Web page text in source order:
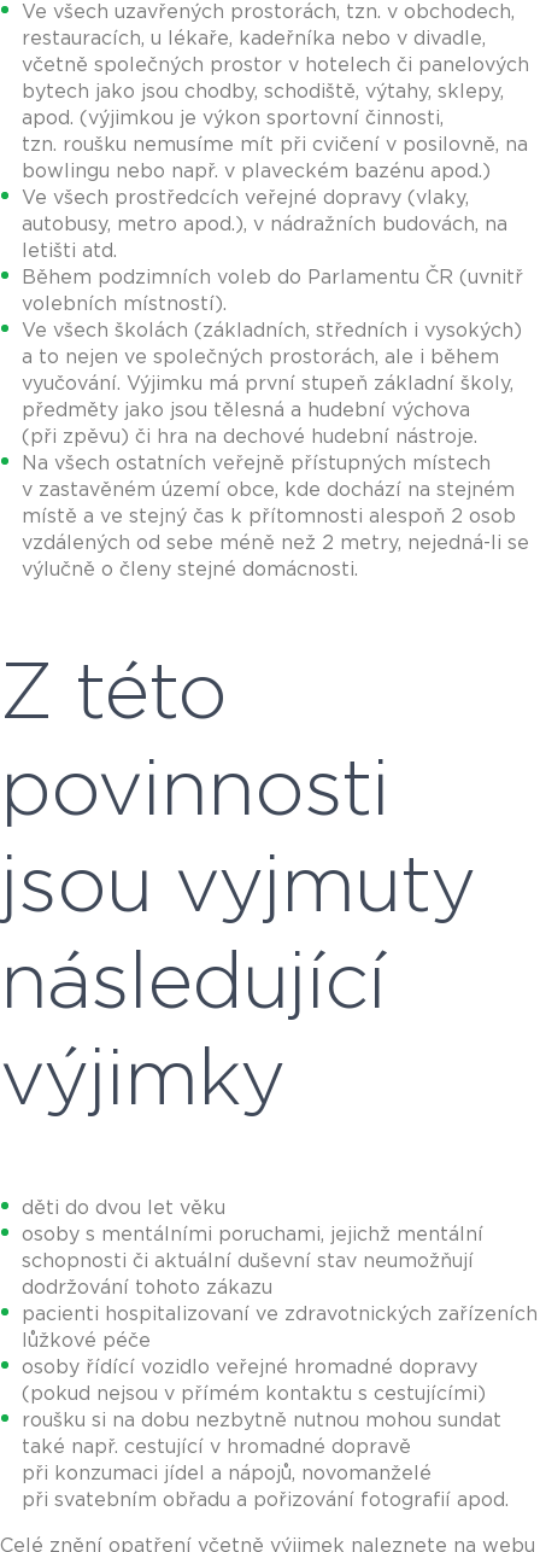
Ve všech uzavřených prostorách, tzn. v obchodech,
restauracích, u lékaře, kadeřníka nebo v divadle,
včetně společných prostor v hotelech či panelových
bytech jako jsou chodby, schodiště, výtahy, sklepy,
apod. (výjimkou je výkon sportovní činnosti,
tzn. roušku nemusíme mít při cvičení v posilovně, na
bowlingu nebo např. v plaveckém bazénu apod.)
Ve všech prostředcích veřejné dopravy (vlaky,
autobusy, metro apod.), v nádražních budovách, na
letišti atd.
Během podzimních voleb do Parlamentu ČR (uvnitř
volebních místností).
Ve všech školách (základních, středních i vysokých)
a to nejen ve společných prostorách, ale i během
vyučování. Výjimku má první stupeň základní školy,
předměty jako jsou tělesná a hudební výchova
(při zpěvu) či hra na dechové hudební nástroje.
Na všech ostatních veřejně přístupných místech
v zastavěném území obce, kde dochází na stejném
místě a ve stejný čas k přítomnosti alespoň 2 osob
vzdálených od sebe méně než 2 metry, nejedná-li se
výlučně o členy stejné domácnosti.
Z této
povinnosti
jsou vyjmuty
následující
výjimky
děti do dvou let věku
osoby s mentálními poruchami, jejichž mentální
schopnosti či aktuální duševní stav neumožňují
dodržování tohoto zákazu
pacienti hospitalizovaní ve zdravotnických zařízeních
lůžkové péče
osoby řídící vozidlo veřejné hromadné dopravy
(pokud nejsou v přímém kontaktu s cestujícími)
roušku si na dobu nezbytně nutnou mohou sundat
také např. cestující v hromadné dopravě
při konzumaci jídel a nápojů, novomanželé
při svatebním obřadu a pořizování fotografií apod.
Celé znění opatření včetně výjimek naleznete na webu